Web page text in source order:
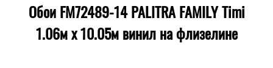
Обои FM72489-14 PALITRA FAMILY Timi
1.06м x 10.05м винил на флизелине